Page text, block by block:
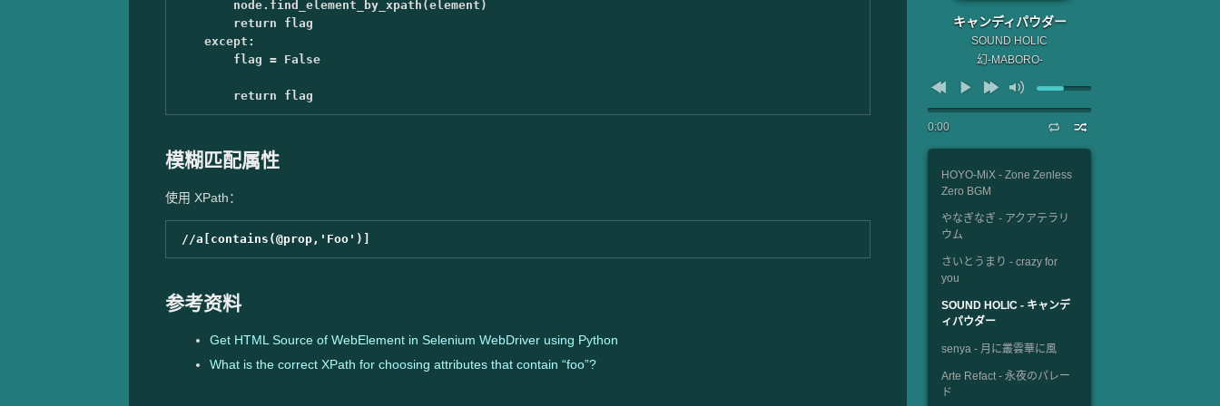
node. find_element_by_xpath (element )
return
flag
except :
flag = False
return flag
模糊匹配属性
使用 XPath：
参考资料
Get HTML Source of WebElement in Selenium WebDriver using Python
What is the correct XPath for choosing attributes that contain “foo”?
キャンディパウダー
SOUND HOLIC
幻-MABORO-
0:00
HOYO-MiX - Zone Zenless
Zero BGM
やなぎなぎ - アクアテラリ
ウム
さいとうまり - crazy for
you
SOUND HOLIC - キャンデ
ィパウダー
senya - 月に叢雲華に風
Arte Refact - 永夜のパレー
ド